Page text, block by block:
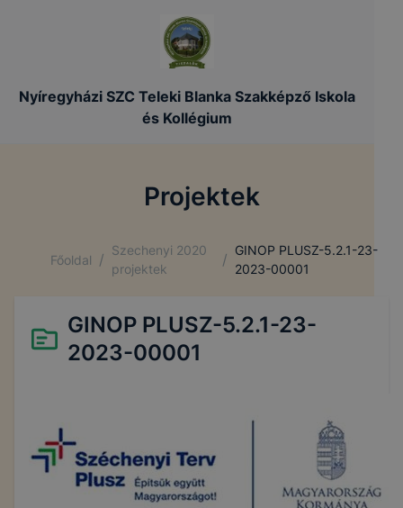
Nyíregyházi SZC Teleki Blanka Szakképző Iskola
és Kollégium
Projektek
Főoldal /
Szechenyi 2020
projektek
/
GINOP PLUSZ-5.2.1-23-
2023-00001
GINOP PLUSZ-5.2.1-23-
2023-00001